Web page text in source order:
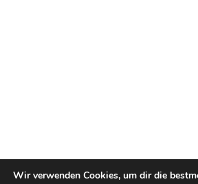
Wir verwenden Cookies, um dir die